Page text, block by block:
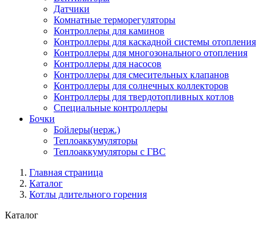
Датчики
Комнатные терморегуляторы
Контроллеры для каминов
Контроллеры для каскадной системы отопления
Контроллеры для многозонального отопления
Контроллеры для насосов
Контроллеры для смесительных клапанов
Контроллеры для солнечных коллекторов
Контроллеры для твердотопливных котлов
Специальные контроллеры
Бочки
Бойлеры(нерж.)
Теплоаккумуляторы
Теплоаккумуляторы с ГВС
Главная страница
Каталог
Котлы длительного горения
Каталог